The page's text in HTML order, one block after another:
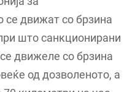
движат со брзина
што санкционирани
движеле со брзина
од дозволеното, а